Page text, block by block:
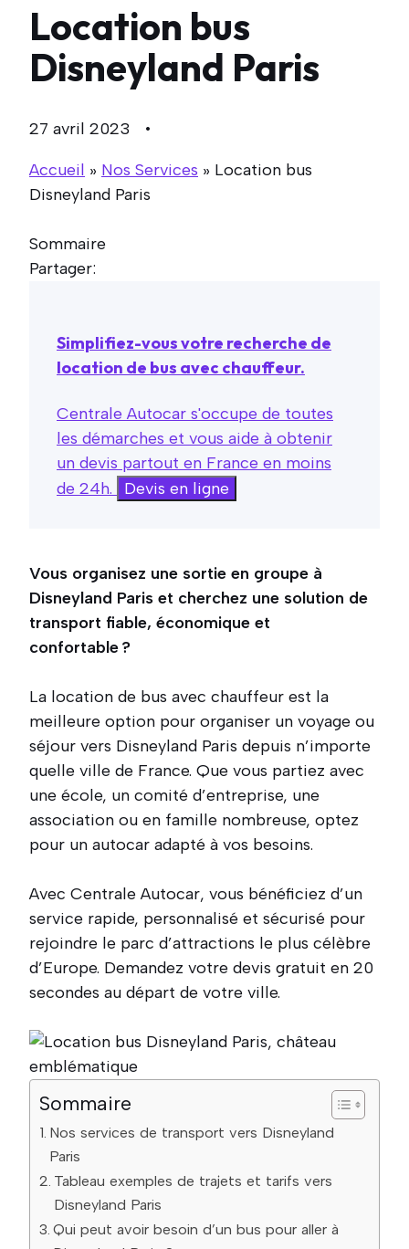
Location bus
Disneyland Paris
27 avril 2023 •
Accueil » Nos Services » Location bus
Disneyland Paris
Sommaire
Partager:
Simplifiez-vous votre recherche de
location de bus avec chauffeur.
Centrale Autocar s'occupe de toutes
les démarches et vous aide à obtenir
un devis partout en France en moins
de 24h.
Devis en ligne
Vous organisez une sortie en groupe à
Disneyland Paris et cherchez une solution de
transport fiable, économique et
confortable ?
La location de bus avec chauffeur est la
meilleure option pour organiser un voyage ou
séjour vers Disneyland Paris depuis n’importe
quelle ville de France. Que vous partiez avec
une école, un comité d’entreprise, une
association ou en famille nombreuse, optez
pour un autocar adapté à vos besoins.
Avec Centrale Autocar, vous bénéficiez d’un
service rapide, personnalisé et sécurisé pour
rejoindre le parc d’attractions le plus célèbre
d’Europe. Demandez votre devis gratuit en 20
secondes au départ de votre ville.
Sommaire
Nos services de transport vers Disneyland
Paris
Tableau exemples de trajets et tarifs vers
Disneyland Paris
Qui peut avoir besoin d’un bus pour aller à